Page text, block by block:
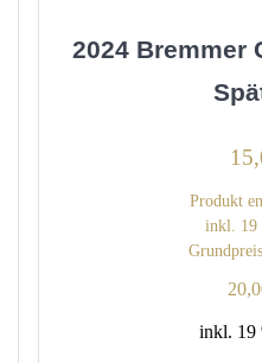
2024 Bremmer
Produkt
inkl. 19
inkl. 19